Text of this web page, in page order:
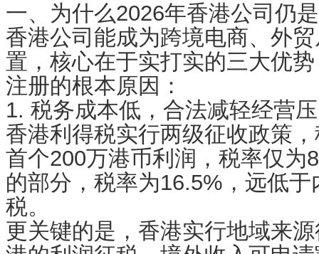
一、为什么2026年香港公司仍
香港公司能成为跨境电商、外
置，核心在于实打实的三大优
注册的根本原因：
1. 税务成本低，合法减轻经营
香港利得税实行两级征收政策
首个200万港币利润，税率仅为
的部分，税率为16.5%，远低
税。
更关键的是，香港实行地域来